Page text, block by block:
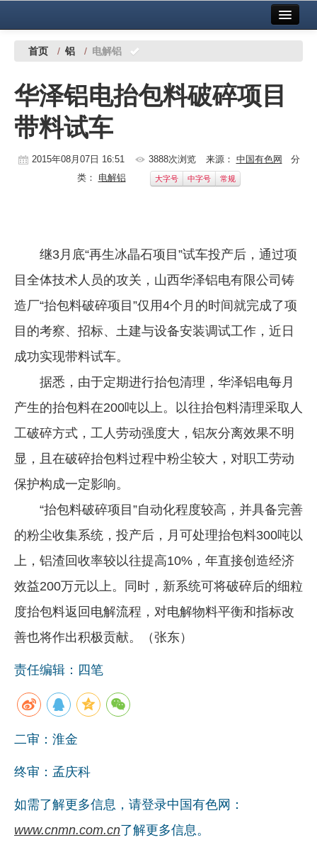
中国有色金属报社主办 广告服务
铜镍铅锌
铝
稀有稀土
地矿 建设
党建工作
企业文化
《资源再生》杂志
数字报
首页 / 铝 / 电解铝
华泽铝电抬包料破碎项目
带料试车
2015年08月07日 16:51 3888次浏览 来源： 中国有色网 分
类： 电解铝 大字号 中字号 常规
继3月底“再生冰晶石项目”试车投产后，通过项
目全体技术人员的攻关，山西华泽铝电有限公司铸
造厂“抬包料破碎项目”仅用4个月的时间就完成了项
目的考察、招标、土建与设备安装调试工作，近日
成功实现带料试车。
据悉，由于定期进行抬包清理，华泽铝电每月
产生的抬包料在200吨以上。以往抬包料清理采取人
工破碎方式，工人劳动强度大，铝灰分离效果不明
显，且在破碎抬包料过程中粉尘较大，对职工劳动
保护构成一定影响。
“抬包料破碎项目”自动化程度较高，并具备完善
的粉尘收集系统，投产后，月可处理抬包料300吨以
上，铝渣回收率较以往提高10%，年直接创造经济
效益200万元以上。同时，新系统可将破碎后的细粒
度抬包料返回电解流程，对电解物料平衡和指标改
善也将作出积极贡献。（张东）
责任编辑：四笔
二审：淮金
终审：孟庆科
如需了解更多信息，请登录中国有色网：
www.cnmn.com.cn了解更多信息。